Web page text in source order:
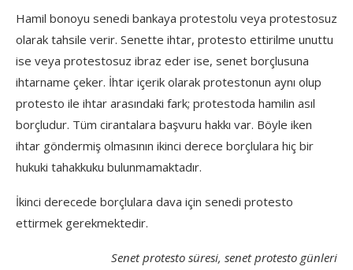
Hamil bonoyu senedi bankaya protestolu veya protestosuz
olarak tahsile verir. Senette ihtar, protesto ettirilme unuttu
ise veya protestosuz ibraz eder ise, senet borçlusuna
ihtarname çeker. İhtar içerik olarak protestonun aynı olup
protesto ile ihtar arasındaki fark; protestoda hamilin asıl
borçludur. Tüm cirantalara başvuru hakkı var. Böyle iken
ihtar göndermiş olmasının ikinci derece borçlulara hiç bir
hukuki tahakkuku bulunmamaktadır.
İkinci derecede borçlulara dava için senedi protesto
ettirmek gerekmektedir.
Senet protesto süresi, senet protesto günleri